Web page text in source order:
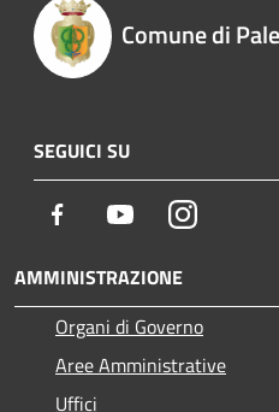
Comune di
SEGUICI SU
Facebook YoutubeInstagram
AMMINISTRAZIONE
Organi di Governo
Aree Amministrative
Uffici